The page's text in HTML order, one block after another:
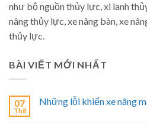
như bộ nguồn thủy lực, xi lanh
nâng thủy lực, xe nâng bàn, xe
thủy lực.
BÀI VIẾT MỚI NHẤT
07
Th8
Những lỗi khiến xe nâng